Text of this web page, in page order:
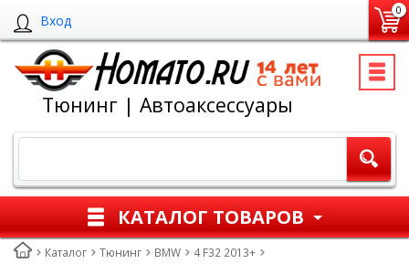
Вход
0
Тюнинг | Автоаксессуары
КАТАЛОГ ТОВАРОВ
Каталог Тюнинг BMW
4 F32 2013+